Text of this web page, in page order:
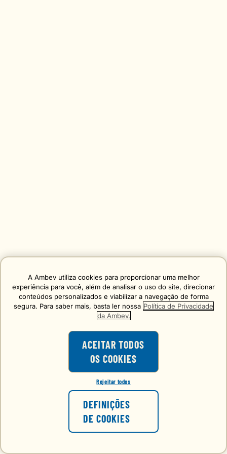
A Ambev utiliza cookies para proporcionar uma melhor
experiência para você, além de analisar o uso do site, direcionar
conteúdos personalizados e viabilizar a navegação de forma
segura. Para saber mais, basta ler nossa Política de Privacidade
da Ambev.
ACEITAR TODOS
OS COOKIES
Rejeitar todos
DEFINIÇÕES
DE COOKIES